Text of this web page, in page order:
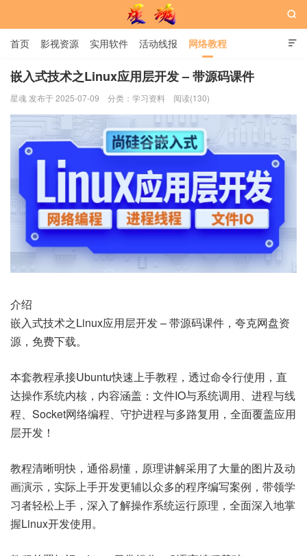
星魂网

首页 影视资源 实用软件 活动线报 网络教程
用户中心 书籍 娱乐

嵌入式技术之Linux应用层开发 – 带源码课件
星魂 发布于 2025-07-09 分类： 学习资料 阅读(130)
介绍
嵌入式技术之Linux应用层开发 – 带源码课件，夸克网盘资
源，免费下载。
本套教程承接Ubuntu快速上手教程，透过命令行使用，直
达操作系统内核，内容涵盖：文件IO与系统调用、进程与线
程、Socket网络编程、守护进程与多路复用，全面覆盖应用
层开发！
教程清晰明快，通俗易懂，原理讲解采用了大量的图片及动
画演示，实际上手开发更辅以众多的程序编写案例，带领学
习者轻松上手，深入了解操作系统运行原理，全面深入地掌
握Linux开发使用。